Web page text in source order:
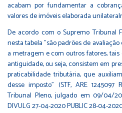
acabam por fundamentar a
valores de imóveis elaborada
De acordo com o Supremo Tribunal
nesta tabela "são padrões de
a metragem e com outros fatores,
antiguidade, ou seja, consistem em
praticabilidade tributária, que
desse imposto" (STF, ARE 1245097
Tribunal Pleno, julgado em 09/04/
DIVULG 27-04-2020 PUBLIC 28-04-